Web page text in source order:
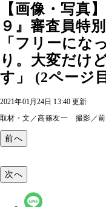
【画像・写真
９』審査員特
「フリーにな
り。大変だけ
す」 (2ページ
2021年01月24日 13:40 更新
取材・文／高篠友一 撮影／
前へ
次へ